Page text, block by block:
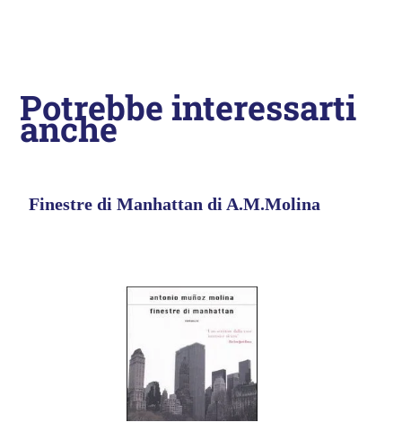
Potrebbe interessarti
anche
Finestre di Manhattan di A.M.Molina